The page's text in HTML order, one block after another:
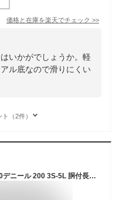
価格と在庫を楽天でチェック >>
いかがでしょうか。軽
ル底なので滑りにくい
（2件）
ラジアル底 チェストハイ ウェーダー 420デニール 200 3S-5L 胴付長靴 胴長 ウェダー 土木 水産 農作業 漁業 ラジアルソール 胴付き長靴 釣り用長靴 作業服 レディース 子供 防水 水産長靴 潮干狩り 貝堀り 貝掘り